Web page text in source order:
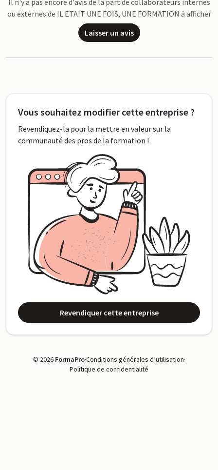
Il n'y a pas encore d'avis de la part de collaborateurs internes
ou externes de IL ETAIT UNE FOIS, UNE FORMATION à afficher
Laisser un avis
Vous souhaitez modifier cette entreprise ?
Revendiquez-la pour la mettre en valeur sur la
communauté des pros de la formation !
Revendiquer cette entreprise
© 2026 FormaPro·Conditions générales d’utilisation·
Politique de confidentialité